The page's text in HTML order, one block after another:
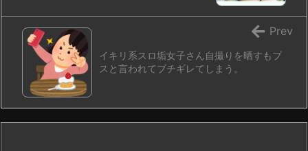
イキリ系スロ垢女子さん自撮りを晒すもブ
スと言われてブチギレてしまう。
Prev